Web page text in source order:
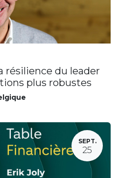
résilience du leader
plus robustes
SEPT.
25